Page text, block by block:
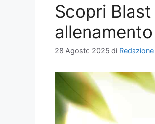
Scopri
28 Agosto 2025 di Redazione